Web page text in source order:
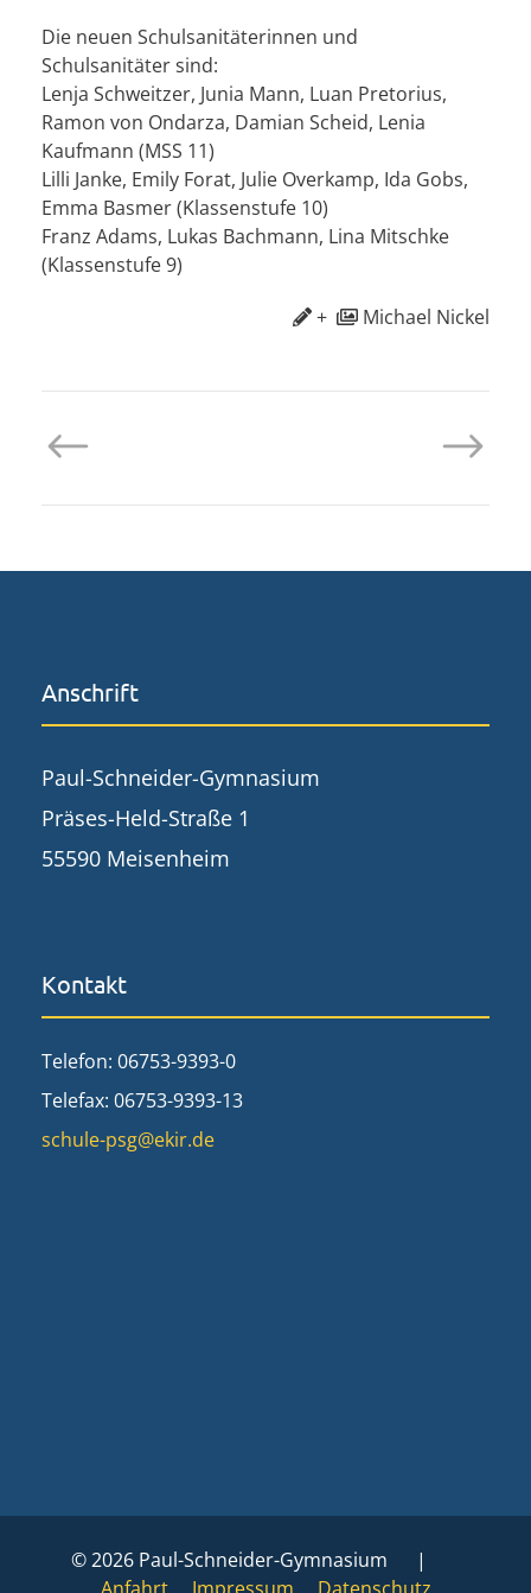
Die neuen Schulsanitäterinnen und
Schulsanitäter sind:
Lenja Schweitzer, Junia Mann, Luan Pretorius,
Ramon von Ondarza, Damian Scheid, Lenia
Kaufmann (MSS 11)
Lilli Janke, Emily Forat, Julie Overkamp, Ida Gobs,
Emma Basmer (Klassenstufe 10)
Franz Adams, Lukas Bachmann, Lina Mitschke
(Klassenstufe 9)
+
Michael Nickel
Anschrift
Paul-Schneider-Gymnasium
Präses-Held-Straße 1
55590 Meisenheim
Kontakt
Telefon: 06753-9393-0
Telefax: 06753-9393-13
schule-psg@ekir.de
© 2026 Paul-Schneider-Gymnasium |